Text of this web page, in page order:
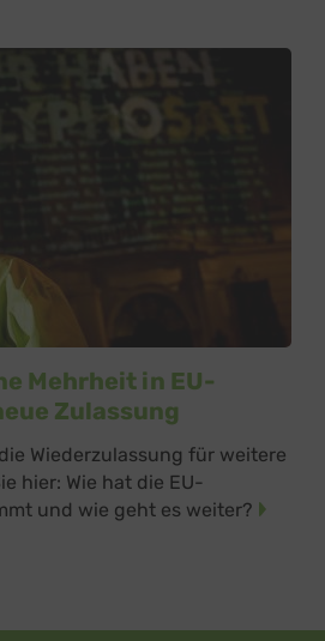
Mehrheit in EU-
Zulassung
Wiederzulassung für weitere
hier: Wie hat die EU-
und wie geht es weiter?